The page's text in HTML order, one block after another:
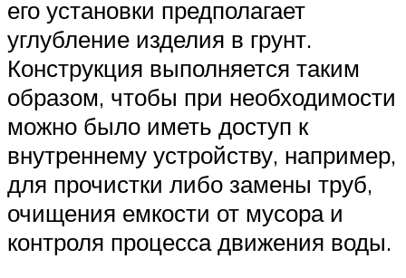
его установки предполагает
углубление изделия в грунт.
Конструкция выполняется таким
образом, чтобы при необходимости
можно было иметь доступ к
внутреннему устройству, например,
для прочистки либо замены труб,
очищения емкости от мусора и
контроля процесса движения воды.